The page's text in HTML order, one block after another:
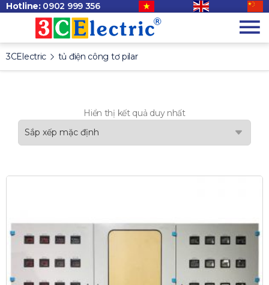
Hotline: 0902 999 356
3CElectric tủ điện công tơ pilar
Hiển thị kết quả duy nhất